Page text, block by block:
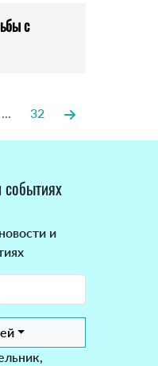
с
... 32
событиях
и